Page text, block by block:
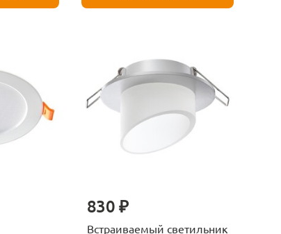
830 ₽
Встраиваемый светильник